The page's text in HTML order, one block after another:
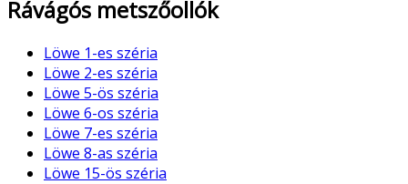
Rávágós metszőollók
Löwe 1-es széria
Löwe 2-es széria
Löwe 5-ös széria
Löwe 6-os széria
Löwe 7-es széria
Löwe 8-as széria
Löwe 15-ös széria